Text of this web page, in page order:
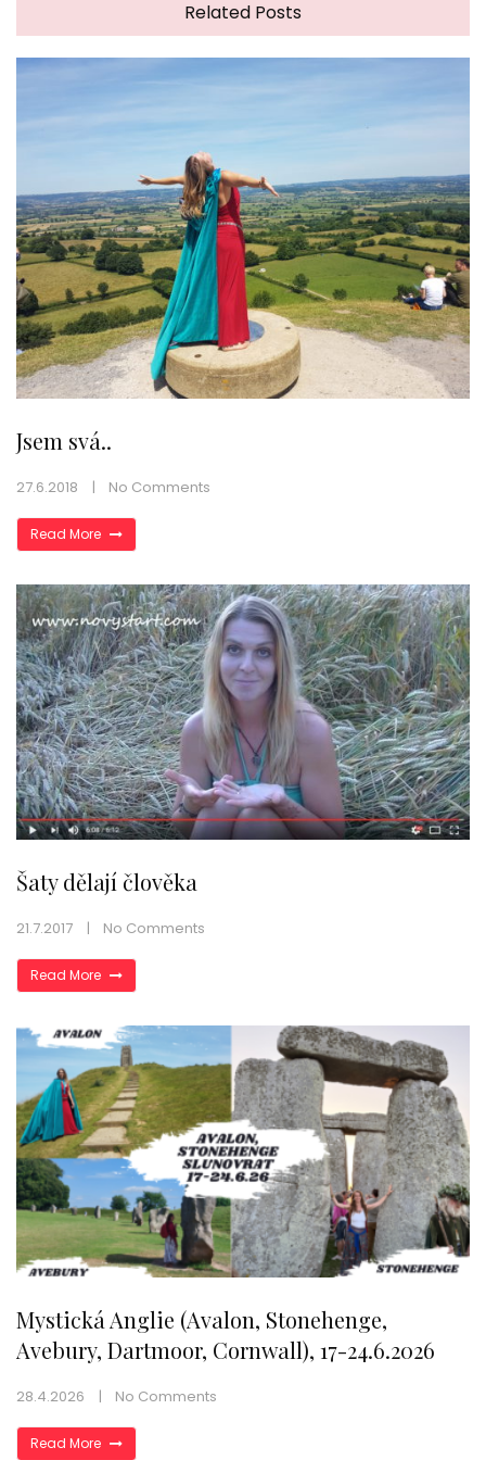
Related Posts
Jsem svá..
27.6.2018 No Comments
Read More
Šaty dělají člověka
21.7.2017 No Comments
Read More
Mystická Anglie (Avalon, Stonehenge,
Avebury, Dartmoor, Cornwall), 17-24.6.2026
28.4.2026 No Comments
Read More